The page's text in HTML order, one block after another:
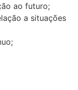
ao futuro;
a situações